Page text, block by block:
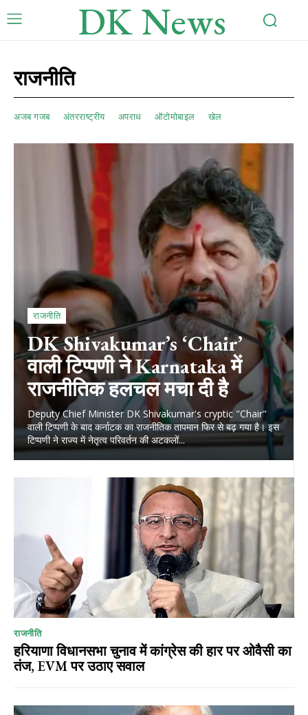
DK News
राजनीति
अजब गजब अंतरराष्ट्रीय अपराध ऑटोमोबाइल खेल
राजनीति
DK Shivakumar’s ‘Chair’
वाली टिप्पणी ने Karnataka में
राजनीतिक हलचल मचा दी है
Deputy Chief Minister DK Shivakumar's cryptic "Chair"
वाली टिप्पणी के बाद कर्नाटक का राजनीतिक तापमान फिर से बढ़ गया है। इस
टिप्पणी ने राज्य में नेतृत्व परिवर्तन की अटकलों...
राजनीति
हरियाणा विधानसभा चुनाव में कांग्रेस की हार पर ओवैसी का
तंज, EVM पर उठाए सवाल